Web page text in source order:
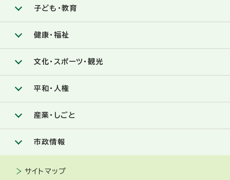
子ども・教育
健康・福祉
文化・スポーツ・観光
平和・人権
産業・しごと
市政情報
サイトマップ